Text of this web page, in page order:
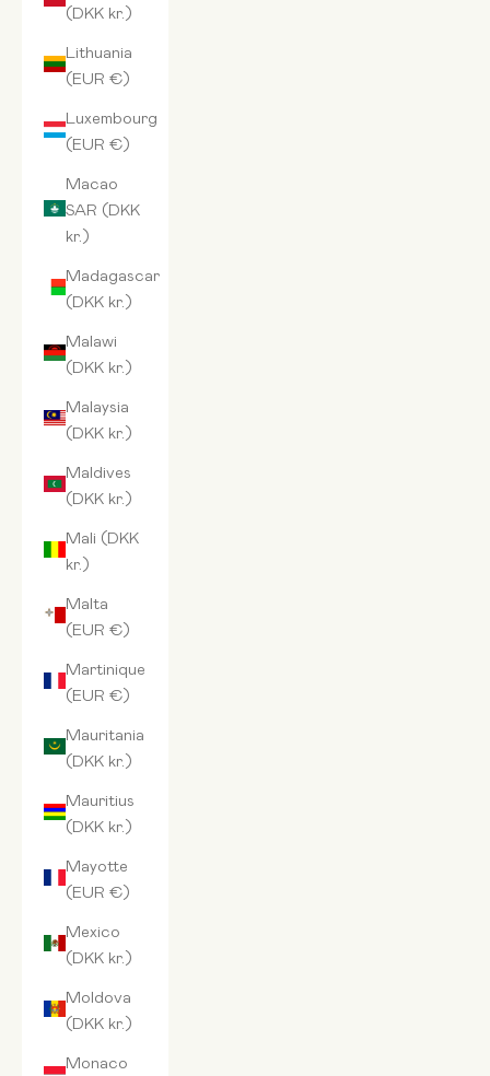
(DKK kr.)
Lithuania
(EUR €)
Luxembourg
(EUR €)
Macao
SAR (DKK
kr.)
Madagascar
(DKK kr.)
Malawi
(DKK kr.)
Malaysia
(DKK kr.)
Maldives
(DKK kr.)
Mali (DKK
kr.)
Malta
(EUR €)
Martinique
(EUR €)
Mauritania
(DKK kr.)
Mauritius
(DKK kr.)
Mayotte
(EUR €)
Mexico
(DKK kr.)
Moldova
(DKK kr.)
Monaco